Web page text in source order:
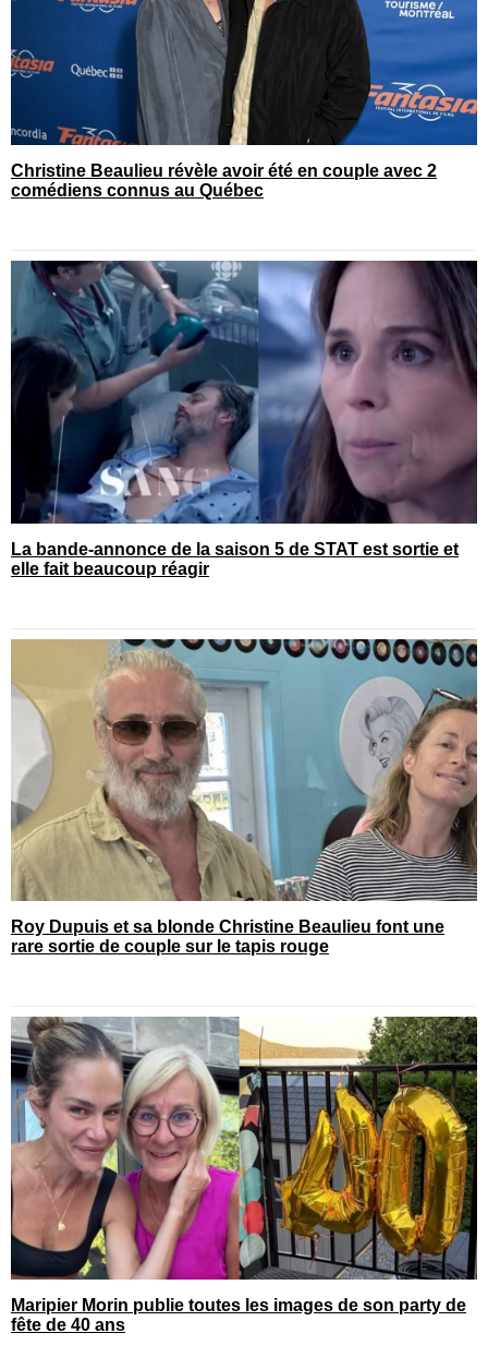
Christine Beaulieu révèle avoir été en couple avec 2
comédiens connus au Québec
La bande-annonce de la saison 5 de STAT est sortie et
elle fait beaucoup réagir
Roy Dupuis et sa blonde Christine Beaulieu font une
rare sortie de couple sur le tapis rouge
Maripier Morin publie toutes les images de son party de
fête de 40 ans